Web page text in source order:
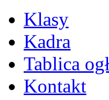
Klasy
Kadra
Tablica
Kontakt